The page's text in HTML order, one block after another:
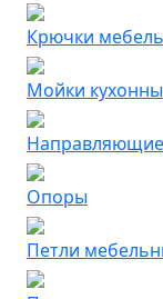
Крючки
Мойки
Опоры
Петли